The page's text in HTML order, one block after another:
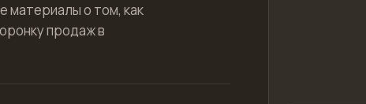
материалы о том, как
продаж в